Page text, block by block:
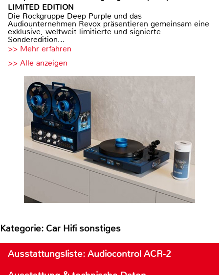
LIMITED EDITION
Die Rockgruppe Deep Purple und das
Audiounternehmen Revox präsentieren gemeinsam eine
exklusive, weltweit limitierte und signierte
Sonderedition...
>> Mehr erfahren
>> Alle anzeigen
Kategorie: Car Hifi sonstiges
Ausstattungsliste: Audiocontrol ACR-2